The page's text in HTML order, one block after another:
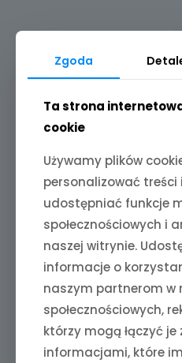
Pupilovo PupiSnaki z
dorszem „Zdrowe
jelita i oddech” 100g
Zgoda
Ta strona
cookie
Używamy plików
personalizować treści
udostępniać funkcje
społecznościowych i
naszej witrynie.
informacje o
naszym partnerom w
społecznościowych,
którzy mogą łączyć je
informacjami, które